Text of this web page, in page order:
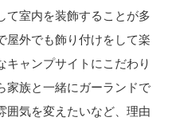
て室内を装飾することが多
屋外でも飾り付けをして楽
キャンプサイトにこだわり
家族と一緒にガーランドで
囲気を変えたいなど、理由